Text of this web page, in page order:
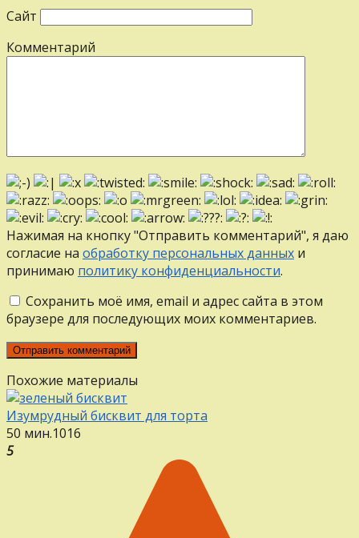
Сайт
Комментарий
Нажимая на кнопку "Отправить комментарий", я даю
согласие на обработку персональных данных и
принимаю политику конфиденциальности.
Сохранить моё имя, email и адрес сайта в этом
браузере для последующих моих комментариев.
Похожие материалы
Изумрудный бисквит для торта
50 мин.1016
5